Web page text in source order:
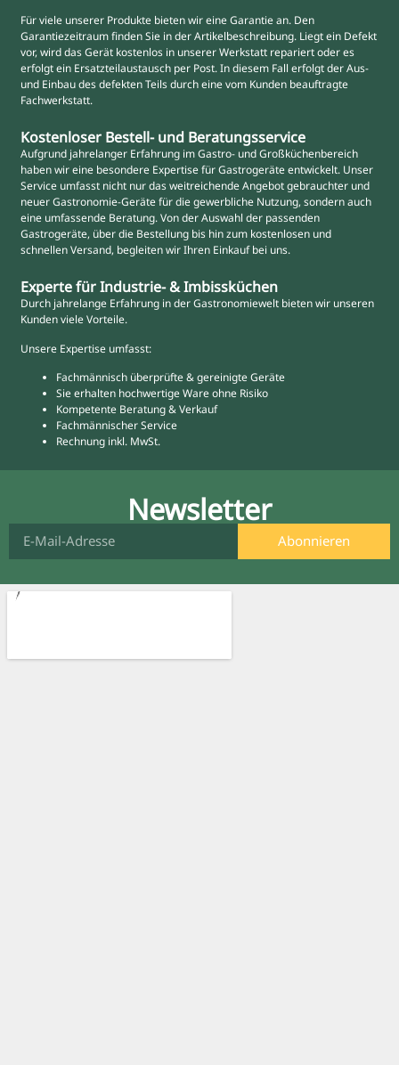
Für viele unserer Produkte bieten wir eine Garantie an. Den
Garantiezeitraum finden Sie in der Artikelbeschreibung. Liegt ein Defekt
vor, wird das Gerät kostenlos in unserer Werkstatt repariert oder es
erfolgt ein Ersatzteilaustausch per Post. In diesem Fall erfolgt der Aus-
und Einbau des defekten Teils durch eine vom Kunden beauftragte
Fachwerkstatt.
Kostenloser Bestell- und Beratungsservice
Aufgrund jahrelanger Erfahrung im Gastro- und Großküchenbereich
haben wir eine besondere Expertise für Gastrogeräte entwickelt. Unser
Service umfasst nicht nur das weitreichende Angebot gebrauchter und
neuer Gastronomie-Geräte für die gewerbliche Nutzung, sondern auch
eine umfassende Beratung. Von der Auswahl der passenden
Gastrogeräte, über die Bestellung bis hin zum kostenlosen und
schnellen Versand, begleiten wir Ihren Einkauf bei uns.
Experte für Industrie- & Imbissküchen
Durch jahrelange Erfahrung in der Gastronomiewelt bieten wir unseren
Kunden viele Vorteile.
Unsere Expertise umfasst:
Fachmännisch überprüfte & gereinigte Geräte
Sie erhalten hochwertige Ware ohne Risiko
Kompetente Beratung & Verkauf
Fachmännischer Service
Rechnung inkl. MwSt.
Newsletter
Abonnieren